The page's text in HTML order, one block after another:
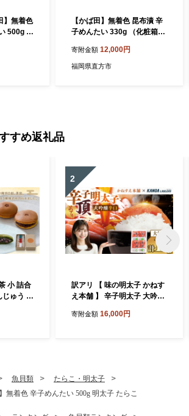
】無着色
500g 明
【かば田】無着色 昆布漬 辛
子めんたい 330g （化粧箱入
寄附金額 12,000円
福岡県直方市
すめ返礼品
小 詰合
2
訳アリ 【 味の明太子 かねす
え本舗 】 辛子明太子 大吟醸
パック 計約1kg 明太子 辛子
寄附金額 16,000円
魚貝類
たらこ・明太子
無着色 辛子めんたい 500g 明太子 たらこ